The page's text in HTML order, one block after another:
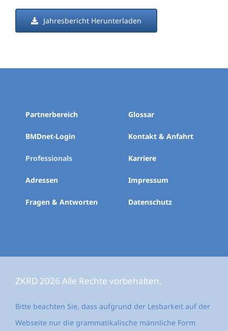
Jahresbericht Herunterladen
Partnerbereich
BMDnet-Login
Professionals
Adressen
Fragen & Antworten
Glossar
Kontakt & Anfahrt
Karriere
Impressum
Datenschutz
ZKRD 2026 Alle Rechte vorbehalten.
Bitte beachten Sie, dass aufgrund der Lesbarkeit auf der
Webseite nur die grammatikalische männliche Form